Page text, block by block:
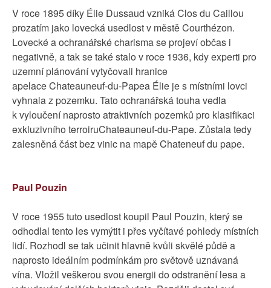
V roce 1895 díky Élie Dussaud vzniká Clos du Caillou
prozatím jako lovecká usedlost v městě Courthézon.
Lovecké a ochranářské charisma se projeví občas i
negativně, a tak se také stalo v roce 1936, kdy experti pro
uzemní plánování vytyčovali hranice
apelace Chateauneuf-du-Papea Élie je s místními lovci
vyhnala z pozemku. Tato ochranářská touha vedla
k vyloučení naprosto atraktivních pozemků pro klasifikaci
exkluzivního terroiruChateauneuf-du-Pape. Zůstala tedy
zalesněná část bez vinic na mapě Chateneuf du pape.
Paul Pouzin
V roce 1955 tuto usedlost koupil Paul Pouzin, který se
odhodlal tento les vymýtit i přes vyčítavé pohledy místních
lidí. Rozhodl se tak učinit hlavně kvůli skvělé půdě a
naprosto ideálním podmínkám pro světově uznávaná
vína. Vložil veškerou svou energii do odstranění lesa a